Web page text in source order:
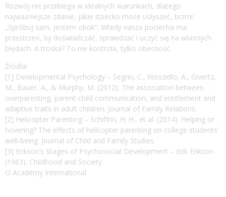
Rozwój nie przebiega w idealnych warunkach, dlatego
najważniejsze zdanie, jakie dziecko może usłyszeć, brzmi:
„Spróbuj sam, jestem obok”. Wtedy nasza pociecha ma
przestrzeń, by doświadczać, sprawdzać i uczyć się na własnych
błędach. A troska? To nie kontrola, tylko obecność.
Źródła:
[1] Developmental Psychology – Segrin, C., Woszidlo, A., Givertz,
M., Bauer, A., & Murphy, M. (2012). The association between
overparenting, parent-child communication, and entitlement and
adaptive traits in adult children. Journal of Family Relations.
[2] Helicopter Parenting – Schiffrin, H. H., et al. (2014). Helping or
hovering? The effects of helicopter parenting on college students’
well-being. Journal of Child and Family Studies.
[3] Erikson’s Stages of Psychosocial Development – Erik Erikson
(1963). Childhood and Society.
O Academy International